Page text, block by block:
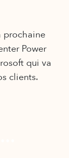
prochaine
Power
qui va
clients.